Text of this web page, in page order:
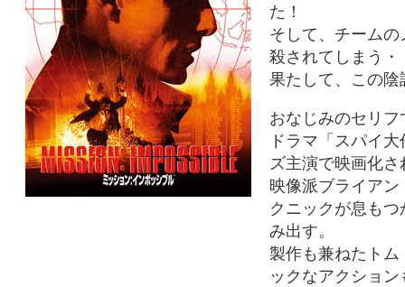
た！
そして、チーム
殺されてしまう・
果たして、この
おなじみのセリ
ドラマ「スパイ
ズ主演で映画化
映像派ブライア
クニックが息も
み出す。
製作も兼ねたト
ックなアクション